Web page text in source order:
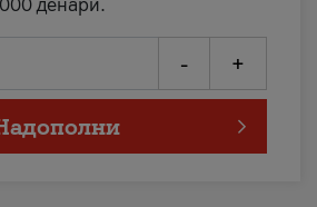
денари.
- +